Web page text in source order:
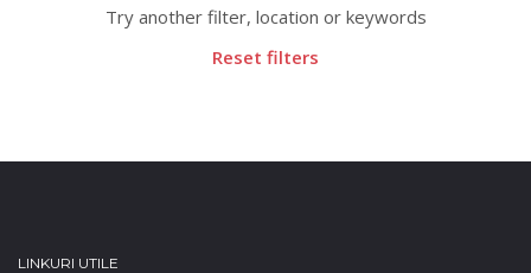
Try another filter, location or keywords
Reset filters
LINKURI UTILE